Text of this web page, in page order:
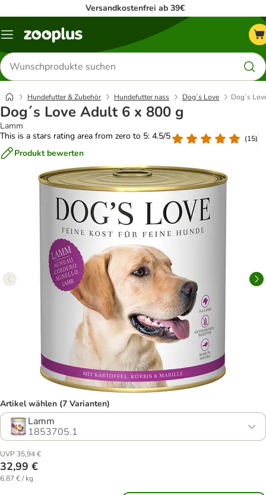
Versandkostenfrei ab 39€
Menü
Produkte
suchen
Hundefutter & Zubehör Hundefutter nass Dog´s Love Dog´s
Dog´s Love Adult 6 x 800 g
Lamm
This is a stars rating area from zero to 5: 4.5/5
(15)
Produkt bewerten
Artikel wählen (7 Varianten)
Lamm
1853705.1
UVP 35,94 €
32,99 €
6,87 € / kg